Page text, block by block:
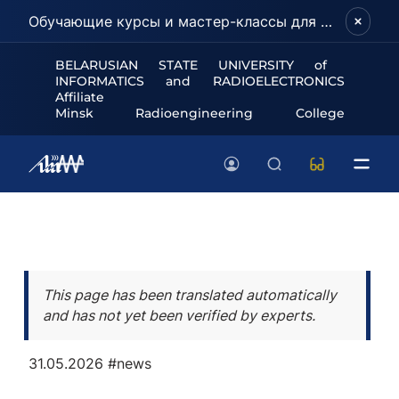
Обучающие курсы и мастер-классы для школьников и абитуриентов!
BELARUSIAN STATE UNIVERSITY of
INFORMATICS and RADIOELECTRONICS
Affiliate
Minsk Radioengineering College
This page has been translated automatically
and has not yet been verified by experts.
31.05.2026 #news